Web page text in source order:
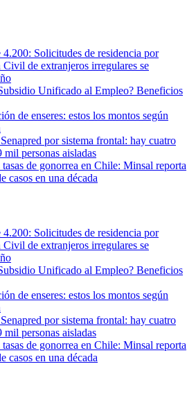
4.200: Solicitudes de residencia por
de extranjeros irregulares se
Unificado al Empleo? Beneficios
de enseres: estos los montos según
por sistema frontal: hay cuatro
mil personas aisladas
de gonorrea en Chile: Minsal reporta
casos en una década
4.200: Solicitudes de residencia por
de extranjeros irregulares se
Unificado al Empleo? Beneficios
de enseres: estos los montos según
por sistema frontal: hay cuatro
mil personas aisladas
de gonorrea en Chile: Minsal reporta
casos en una década